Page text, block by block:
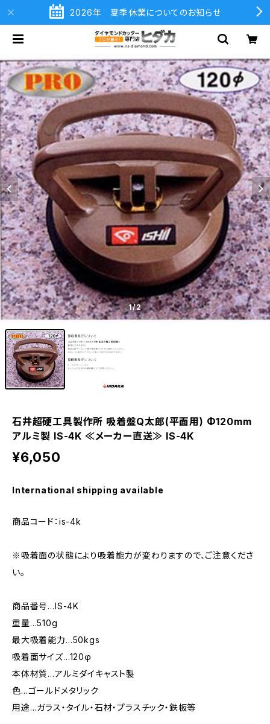
2026年 夏季休業についてのお知らせ
1/2
石井超硬工具製作所 吸着盤Q太郎(平面用) Φ120mm
アルミ製 IS-4K ≪メーカー直送≫ IS-4K
¥6,050
International shipping available
商品コード：is-4k
※吸着面の状態により吸着能力が変わりますので、ご注意くださ
い。
商品番号…IS-4K
重量…510g
最大吸着能力…50kgs
吸着面サイズ…120φ
本体材質…アルミダイキャスト製
色…ゴールドメタリック
用途…ガラス・タイル・石材・プラスチック・鉄板等